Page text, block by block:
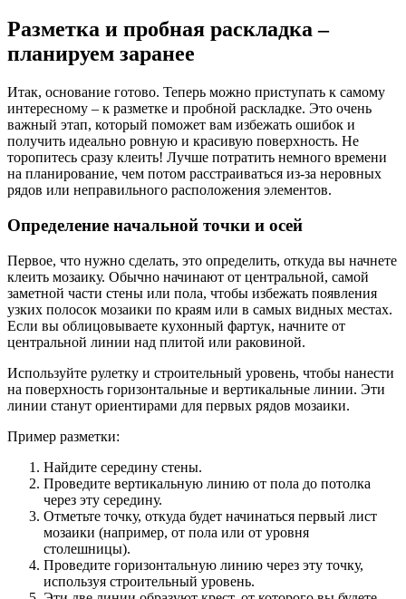
Разметка и пробная раскладка –
планируем заранее
Итак, основание готово. Теперь можно приступать к самому
интересному – к разметке и пробной раскладке. Это очень
важный этап, который поможет вам избежать ошибок и
получить идеально ровную и красивую поверхность. Не
торопитесь сразу клеить! Лучше потратить немного времени
на планирование, чем потом расстраиваться из-за неровных
рядов или неправильного расположения элементов.
Определение начальной точки и осей
Первое, что нужно сделать, это определить, откуда вы начнете
клеить мозаику. Обычно начинают от центральной, самой
заметной части стены или пола, чтобы избежать появления
узких полосок мозаики по краям или в самых видных местах.
Если вы облицовываете кухонный фартук, начните от
центральной линии над плитой или раковиной.
Используйте рулетку и строительный уровень, чтобы нанести
на поверхность горизонтальные и вертикальные линии. Эти
линии станут ориентирами для первых рядов мозаики.
Пример разметки:
Найдите середину стены.
Проведите вертикальную линию от пола до потолка
через эту середину.
Отметьте точку, откуда будет начинаться первый лист
мозаики (например, от пола или от уровня
столешницы).
Проведите горизонтальную линию через эту точку,
используя строительный уровень.